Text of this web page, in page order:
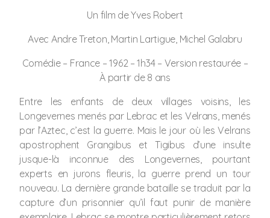
Un film de Yves Robert
Avec Andre Treton, Martin Lartigue, Michel Galabru
Comédie – France – 1962 – 1h34 – Version restaurée –
À partir de 8 ans
Entre les enfants de deux villages voisins, les
Longevernes menés par Lebrac et les Velrans, menés
par l’Aztec, c’est la guerre. Mais le jour où les Velrans
apostrophent Grangibus et Tigibus d’une insulte
jusque-là inconnue des Longevernes, pourtant
experts en jurons fleuris, la guerre prend un tour
nouveau. La dernière grande bataille se traduit par la
capture d’un prisonnier qu’il faut punir de manière